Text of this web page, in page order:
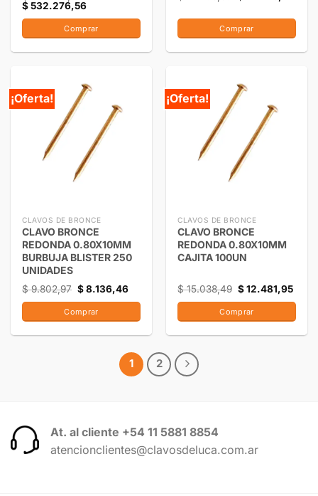
$532.276,56
Comprar Comprar
¡Oferta!
CLAVOS DE BRONCE
CLAVO BRONCE
REDONDA 0.80X10MM
BURBUJA BLISTER 250
UNIDADES
$9.802,97 $8.136,46
Comprar
¡Oferta!
CLAVOS DE BRONCE
CLAVO BRONCE
REDONDA 0.80X10MM
CAJITA 100UN
$15.038,49 $12.481,95
Comprar
1 2
At. al cliente +54 11 5881 8854
atencionclientes@clavosdeluca.com.ar